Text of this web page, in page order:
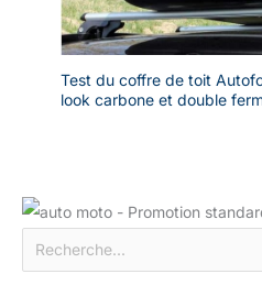
Test du coffre de toit
look carbone et double